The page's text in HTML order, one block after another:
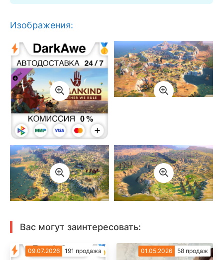
Изображения:
Вас могут заинтересовать:
09.07.2026 191 продажа 01.05.2026 58 продаж